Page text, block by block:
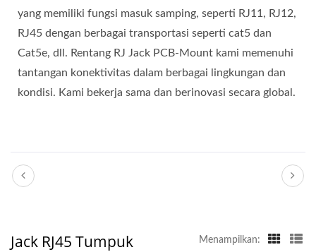
yang memiliki fungsi masuk samping, seperti RJ11, RJ12,
RJ45 dengan berbagai transportasi seperti cat5 dan
Cat5e, dll. Rentang RJ Jack PCB-Mount kami memenuhi
tantangan konektivitas dalam berbagai lingkungan dan
kondisi. Kami bekerja sama dan berinovasi secara global.
Jack RJ45 Tumpuk Menampilkan: